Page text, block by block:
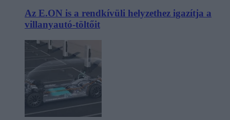
Az E.ON is a rendkívüli helyzethez igazítja a
villanyautó-töltőit